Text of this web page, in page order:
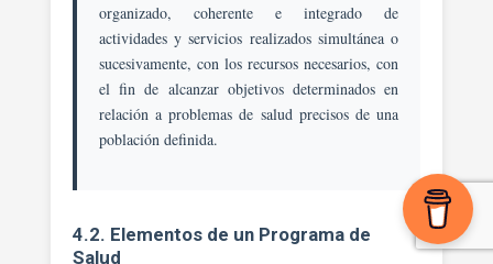
organizado, coherente e integrado de
actividades y servicios realizados simultánea o
sucesivamente, con los recursos necesarios, con
el fin de alcanzar objetivos determinados en
relación a problemas de salud precisos de una
población definida.
4.2. Elementos de un Programa de
Salud